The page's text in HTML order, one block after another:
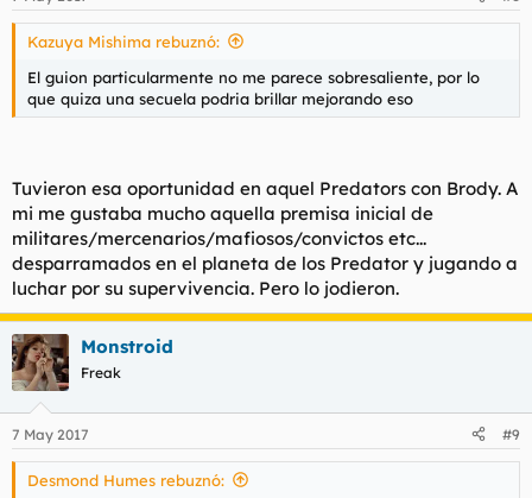
Kazuya Mishima rebuznó:
El guion particularmente no me parece sobresaliente, por lo
que quiza una secuela podria brillar mejorando eso
Tuvieron esa oportunidad en aquel Predators con Brody. A
mi me gustaba mucho aquella premisa inicial de
militares/mercenarios/mafiosos/convictos etc...
desparramados en el planeta de los Predator y jugando a
luchar por su supervivencia. Pero lo jodieron.
Monstroid
Freak
7 May 2017 #9
Desmond Humes rebuznó: